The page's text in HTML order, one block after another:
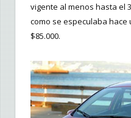
vigente al menos hasta el
como se especulaba hace
$85.000.